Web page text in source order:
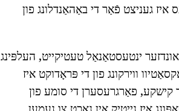
איז געניצט פֿאַר די באַהאַנדלונג פון
ינטעסטאַנאַל טעטיקייט, העלפּינג
ווירקונג פון די פּראָדוקט איז
קישקע, פאַרגרעסערן די סומע פון